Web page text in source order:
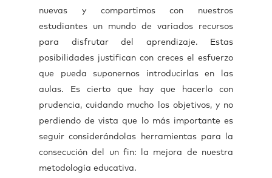
nuevas y compartimos con nuestros
estudiantes un mundo de variados recursos
para disfrutar del aprendizaje. Estas
posibilidades justifican con creces el esfuerzo
que pueda suponernos introducirlas en las
aulas. Es cierto que hay que hacerlo con
prudencia, cuidando mucho los objetivos, y no
perdiendo de vista que lo más importante es
seguir considerándolas herramientas para la
consecución del un fin: la mejora de nuestra
metodología educativa.